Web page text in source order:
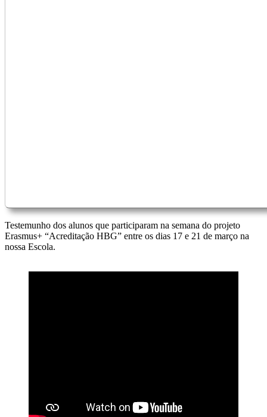
Testemunho dos alunos que participaram na semana do projeto
Erasmus+ “Acreditação HBG” entre os dias 17 e 21 de março na
nossa Escola.